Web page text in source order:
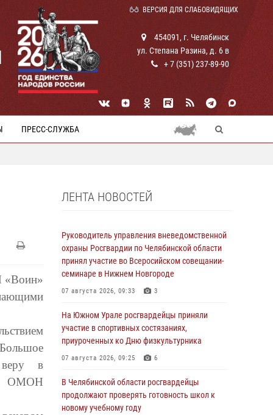
ВЕРСИЯ ДЛЯ СЛАБОВИДЯЩИХ
454091, г. Челябинск
ул. Степана Разина, д. 6 в
+ 7 (351) 237-89-90
ПРЕСС-СЛУЖБА
«Воин»
веру в
ОМОН
ЛЕНТА НОВОСТЕЙ
Руководитель управления вневедомственной
охраны Росгвардии по Челябинской области
принял участие во Всеросийском совещании-
семинаре в Нижнем Новгороде
07 августа 2026, 09:33 3
На Южном Урале росгвардейцы приняли
участие в спортивных состязаниях,
приуроченных ко Дню физкультурника
07 августа 2026, 09:25 6
В Челябинской области росгвардейцы
продолжают проверять готовность школ к
новому учебному году